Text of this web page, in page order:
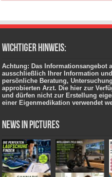
wichtiger Hinweis:
Achtung: Das Informationsangebot
ausschließlich Ihrer Information
persönliche Beratung,
approbierten Arzt. Die hier zur
und dürfen nicht zur Erstellung
einer Eigenmedikation verwendet
News in Pictures